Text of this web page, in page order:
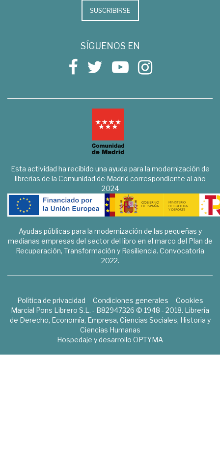
SUSCRIBIRSE
SÍGUENOS EN
Esta actividad ha recibido una ayuda para la modernización de
librerías de la Comunidad de Madrid correspondiente al año
2024
Ayudas públicas para la modernización de las pequeñas y
medianas empresas del sector del libro en el marco del Plan de
Recuperación, Transformación y Resiliencia. Convocatoria
2022.
Política de privacidad Condiciones generales
Cookies
Marcial Pons Librero S.L. - B82947326 © 1948 - 2018. Librería
de Derecho, Economía, Empresa, Ciencias Sociales, Historia y
Ciencias Humanas
Hospedaje y desarrollo OPTYMA